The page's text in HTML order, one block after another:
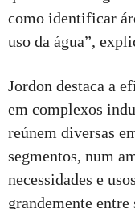
como identificar
uso da água”,
Jordon destaca a
em complexos
reúnem diversas
segmentos, num
necessidades e
grandemente